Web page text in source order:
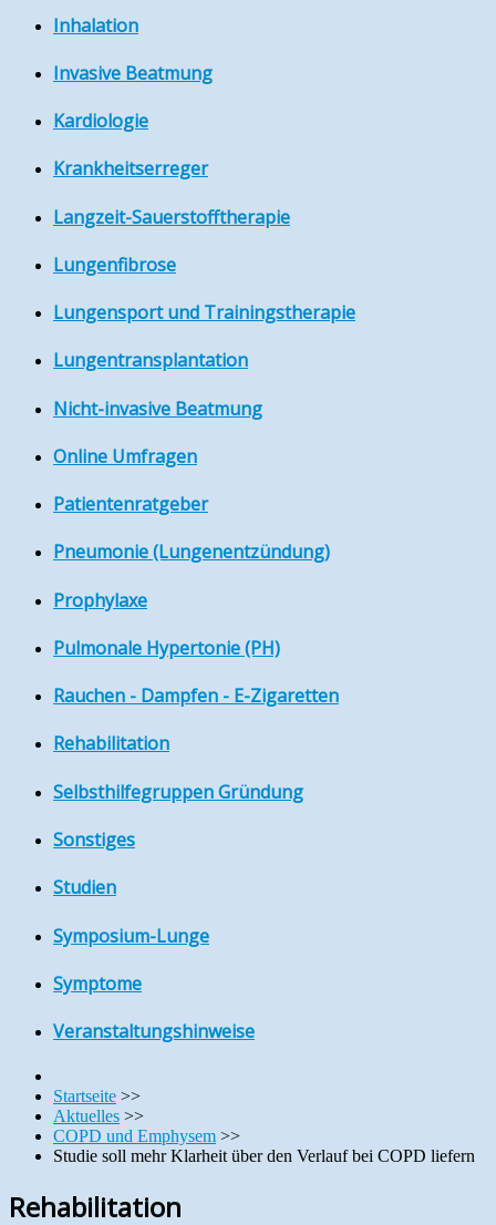
Inhalation
Invasive Beatmung
Kardiologie
Krankheitserreger
Langzeit-Sauerstofftherapie
Lungenfibrose
Lungensport und Trainingstherapie
Lungentransplantation
Nicht-invasive Beatmung
Online Umfragen
Patientenratgeber
Pneumonie (Lungenentzündung)
Prophylaxe
Pulmonale Hypertonie (PH)
Rauchen - Dampfen - E-Zigaretten
Rehabilitation
Selbsthilfegruppen Gründung
Sonstiges
Studien
Symposium-Lunge
Symptome
Veranstaltungshinweise
Startseite >>
Aktuelles >>
COPD und Emphysem >>
Studie soll mehr Klarheit über den Verlauf bei COPD liefern
Rehabilitation